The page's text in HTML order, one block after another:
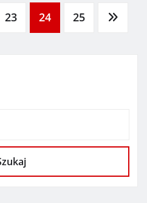
23 24 25